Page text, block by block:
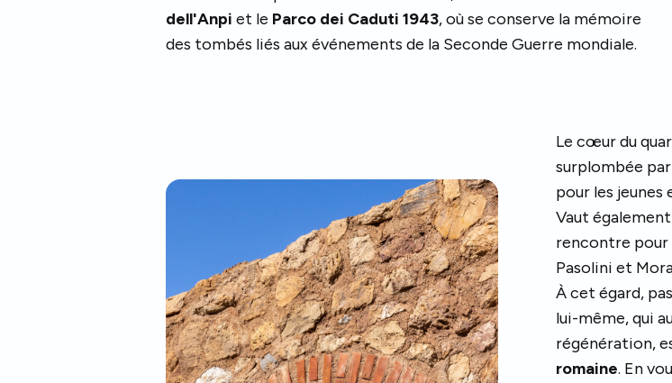
dell'Anpi et le Parco dei Caduti 1943, où se conserve la mémoire
des tombés liés aux événements de la Seconde Guerre mondiale.
Le cœur du
surplombée
pour les jeunes
Vaut
rencontre pour
Pasolini et
À cet égard,
lui-même, qui
régénération,
romaine. En